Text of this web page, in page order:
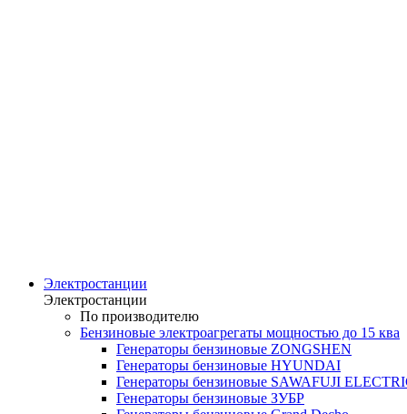
Электростанции
Электростанции
По производителю
Бензиновые электроагрегаты мощностью до 15 ква
Генераторы бензиновые ZONGSHEN
Генераторы бензиновые HYUNDAI
Генераторы бензиновые SAWAFUJI
Генераторы бензиновые ЗУБР